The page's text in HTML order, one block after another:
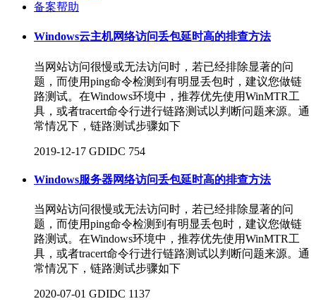
备案帮助
Windows云主机网络访问丢包延时高的排查方法
当网站访问很慢或无法访问时，若已经排除显著的问
题，而使用ping命令检测到有明显丢包时，建议您做链
路测试。在Windows环境中，推荐优先使用WinMTR工
具，或者tracert命令行进行链路测试以判断问题来源。通
常情况下，链路测试步骤如下
2019-12-17 GDIDC 754
Windows服务器网络访问丢包延时高的排查方法
当网站访问很慢或无法访问时，若已经排除显著的问
题，而使用ping命令检测到有明显丢包时，建议您做链
路测试。在Windows环境中，推荐优先使用WinMTR工
具，或者tracert命令行进行链路测试以判断问题来源。通
常情况下，链路测试步骤如下
2020-07-01 GDIDC 1137